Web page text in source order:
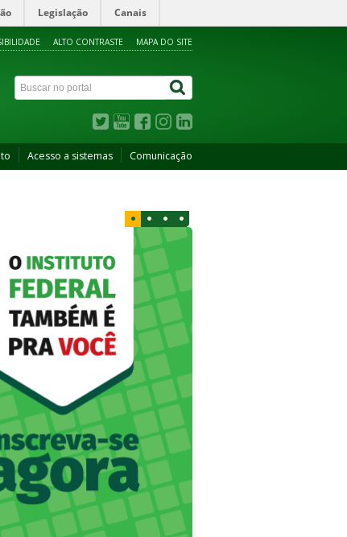
Legislação Canais
ALTO CONTRASTE MAPA DO SITE
Acesso a sistemas Comunicação